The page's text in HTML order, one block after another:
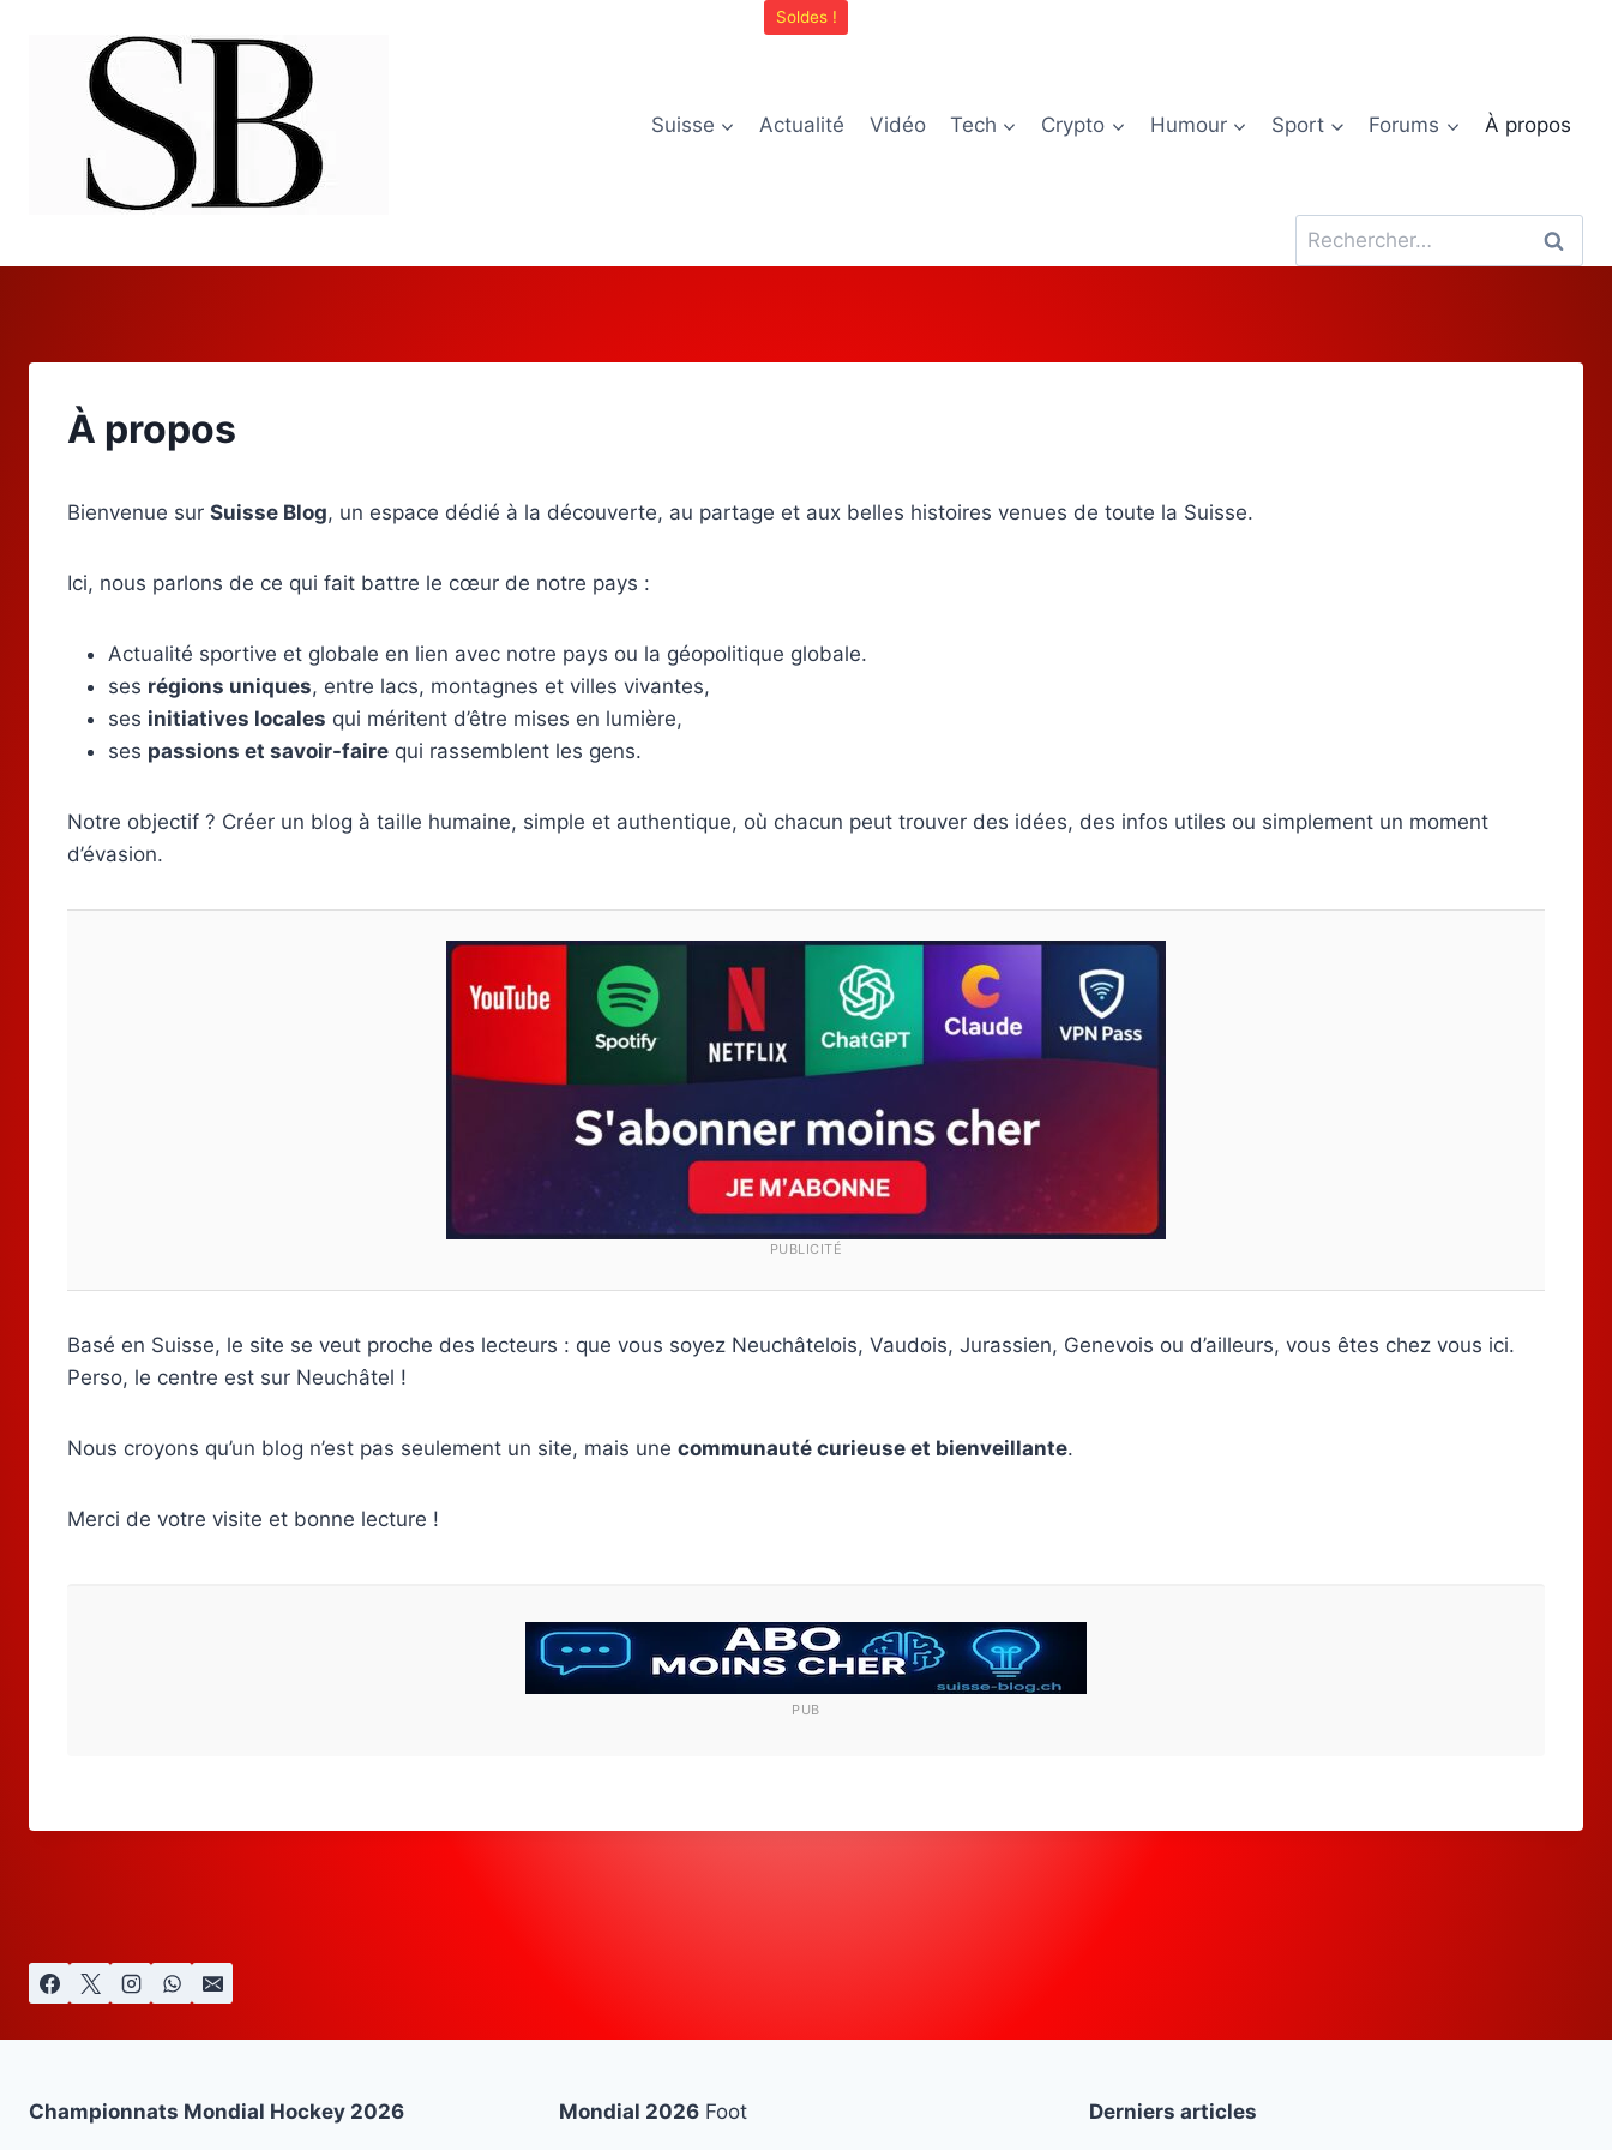
Soldes !
Suisse Actualité Vidéo Tech Crypto Humour Sport Forums À propos
Rechercher :
À propos
Bienvenue sur Suisse Blog, un espace dédié à la découverte, au partage et aux belles histoires venues de toute la Suisse.
Ici, nous parlons de ce qui fait battre le cœur de notre pays :
Actualité sportive et globale en lien avec notre pays ou la géopolitique globale.
ses régions uniques, entre lacs, montagnes et villes vivantes,
ses initiatives locales qui méritent d’être mises en lumière,
ses passions et savoir-faire qui rassemblent les gens.
Notre objectif ? Créer un blog à taille humaine, simple et authentique, où chacun peut trouver des idées, des infos utiles ou simplement un moment
d’évasion.
PUBLICITÉ
Basé en Suisse, le site se veut proche des lecteurs : que vous soyez Neuchâtelois, Vaudois, Jurassien, Genevois ou d’ailleurs, vous êtes chez vous ici.
Perso, le centre est sur Neuchâtel !
Nous croyons qu’un blog n’est pas seulement un site, mais une communauté curieuse et bienveillante.
Merci de votre visite et bonne lecture !
PUB
Championnats Mondial Hockey 2026 Mondial 2026 Foot Derniers articles